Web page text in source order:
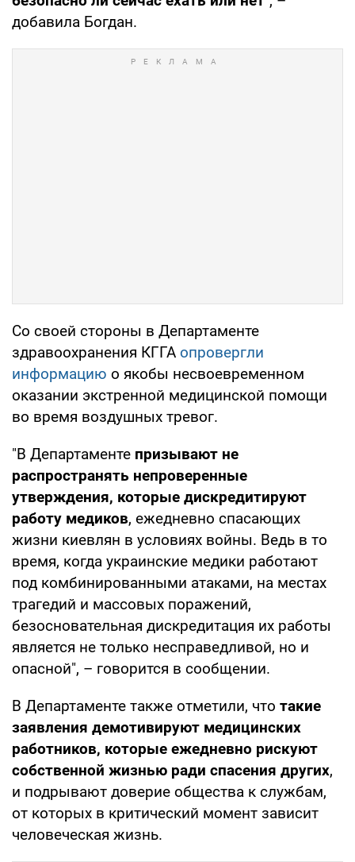
добавила Богдан.
Со своей стороны в Департаменте
здравоохранения КГГА опровергли
информацию о якобы несвоевременном
оказании экстренной медицинской помощи
во время воздушных тревог.
"В Департаменте призывают не
распространять непроверенные
утверждения, которые дискредитируют
работу медиков, ежедневно спасающих
жизни киевлян в условиях войны. Ведь в то
время, когда украинские медики работают
под комбинированными атаками, на местах
трагедий и массовых поражений,
безосновательная дискредитация их работы
является не только несправедливой, но и
опасной", – говорится в сообщении.
В Департаменте также отметили, что такие
заявления демотивируют медицинских
работников, которые ежедневно рискуют
собственной жизнью ради спасения других,
и подрывают доверие общества к службам,
от которых в критический момент зависит
человеческая жизнь.